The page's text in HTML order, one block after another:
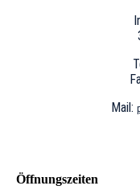
Mail:
Öffnungszeiten